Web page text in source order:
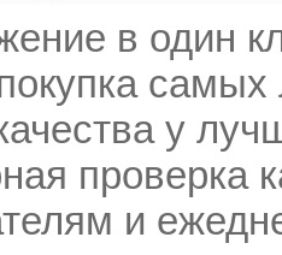
в один
у
проверка
и